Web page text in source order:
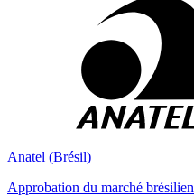
Anatel (Brésil)
Approbation du marché brésilien